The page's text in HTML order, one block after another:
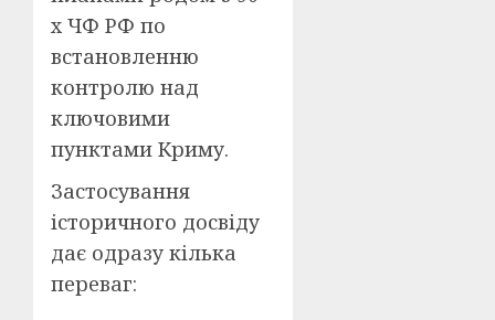
х ЧФ РФ по
встановленню
контролю над
ключовими
пунктами Криму.
Застосування
історичного досвіду
дає одразу кілька
переваг: